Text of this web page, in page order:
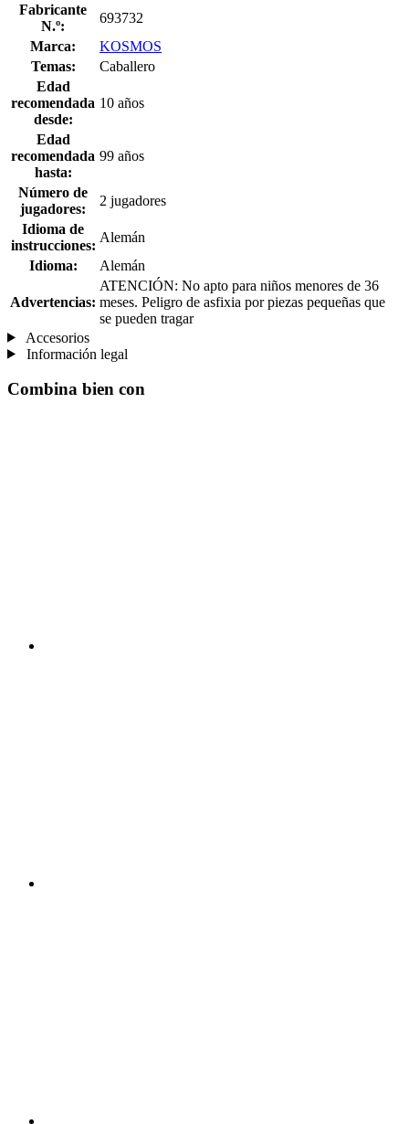
Fabricante
N.º:
693732
Marca:
KOSMOS
Temas:
Caballero
Edad
recomendada
desde:
10 años
Edad
recomendada
hasta:
99 años
Número de
jugadores:
2 jugadores
Idioma de
instrucciones:
Alemán
Idioma:
Alemán
Advertencias:
ATENCIÓN: No apto para niños menores de 36
meses. Peligro de asfixia por piezas pequeñas que
se pueden tragar
Accesorios
Información legal
Combina bien con